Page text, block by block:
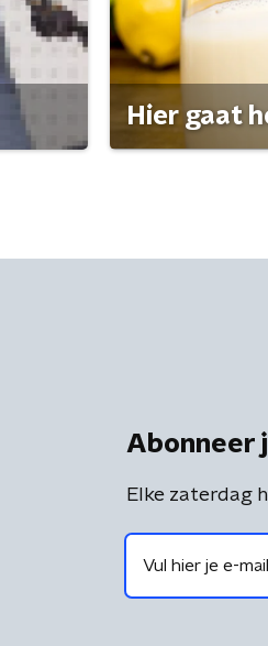
Hier gaat
Abonneer
Elke zaterdag